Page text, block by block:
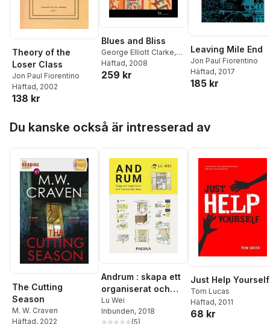
Theory of the
Loser Class
Jon Paul Fiorentino
Häftad, 2002
138 kr
Blues and Bliss
George Elliott Clarke,
Jon Paul Fiorentino
Häftad, 2008
259 kr
Leaving Mile End
Jon Paul Fiorentino
Häftad, 2017
185 kr
Du kanske också är intresserad av
The Cutting
Season
M. W. Craven
Häftad, 2022
Andrum : skapa ett
organiserat och
harmoniskt hem
Lu Wei
Inbunden, 2018
(5)
Just Help Yourself
Tom Lucas
Häftad, 2011
68 kr